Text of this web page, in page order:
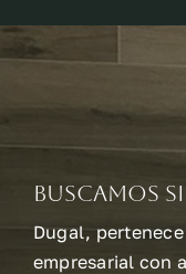
Buscamos
Dugal,
empresarial con